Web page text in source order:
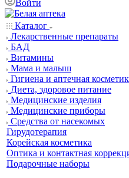
Войти
Каталог
Лекарственные препараты
БАД
Витамины
Мама и малыш
Гигиена и аптечная
Диета, здоровое питание
Медицинские изделия
Медицинские приборы
Средства от насекомых
Гирудотерапия
Корейская косметика
Оптика и контактная
Подарочные наборы